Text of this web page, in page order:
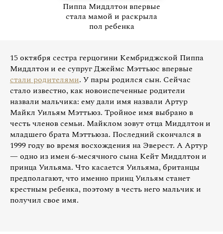
Пиппа Миддлтон впервые
стала мамой и раскрыла
пол ребенка
15 октября сестра герцогини Кембриджской Пиппа
Миддлтон и ее супруг Джеймс Мэттьюс впервые
стали родителями. У пары родился сын. Сейчас
стало известно, как новоиспеченные родители
назвали мальчика: ему дали имя назвали Артур
Майкл Уильям Мэттьюз. Тройное имя выбрано в
честь членов семьи. Майклом зовут отца Миддлтон и
младшего брата Мэттьюза. Последний скончался в
1999 году во время восхождения на Эверест. А Артур
— одно из имен 6-месячного сына Кейт Миддлтон и
принца Уильяма. Что касается Уильяма, британцы
предполагают, что именно принц Уильям станет
крестным ребенка, поэтому в честь него мальчик и
получил свое имя.